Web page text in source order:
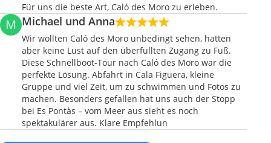
Für uns die beste Art, Caló des Moro zu erleben.
M Michael und Anna
Wir wollten Caló des Moro unbedingt sehen, hatten
aber keine Lust auf den überfüllten Zugang zu Fuß.
Diese Schnellboot-Tour nach Caló des Moro war die
perfekte Lösung. Abfahrt in Cala Figuera, kleine
Gruppe und viel Zeit, um zu schwimmen und Fotos zu
machen. Besonders gefallen hat uns auch der Stopp
bei Es Pontàs – vom Meer aus sieht es noch
spektakulärer aus. Klare Empfehlun